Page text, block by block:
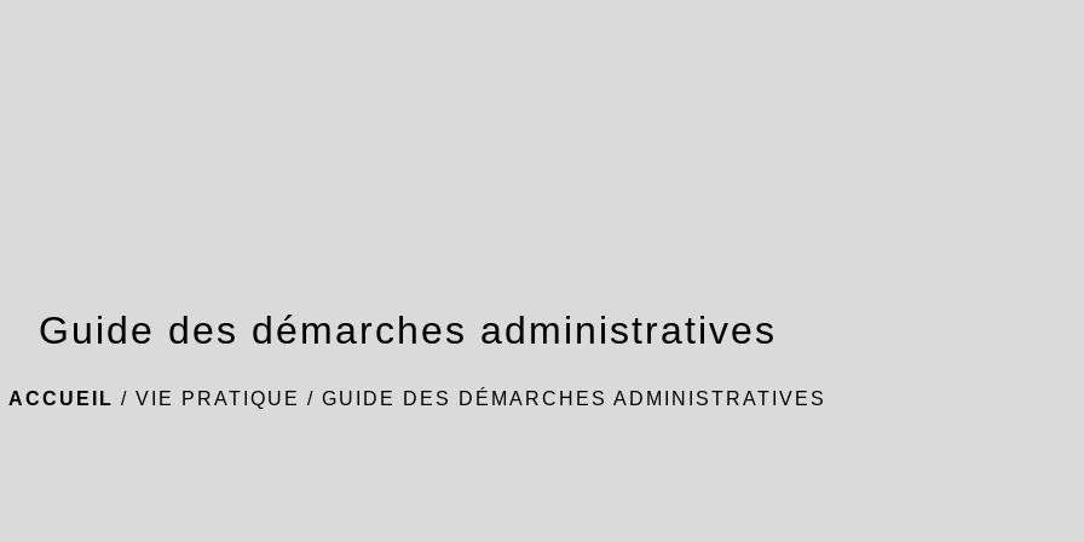
Guide des démarches administratives
ACCUEIL / VIE PRATIQUE / GUIDE DES DÉMARCHES ADMINISTRATIVES